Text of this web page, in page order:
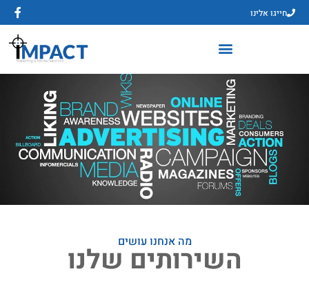
חייגו אלינו
מה אנחנו עושים
השירותים שלנו